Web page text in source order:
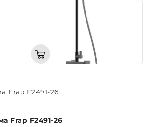
Frap F2491-26
Frap F2491-26